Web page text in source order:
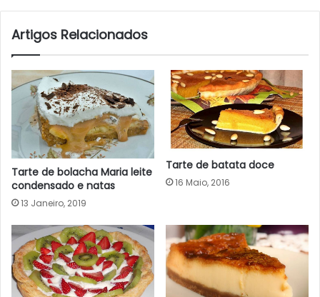
Artigos Relacionados
Tarte de bolacha Maria leite
condensado e natas
13 Janeiro, 2019
Tarte de batata doce
16 Maio, 2016